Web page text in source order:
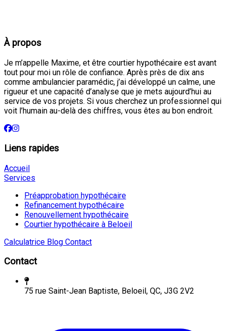
À propos
Je m’appelle Maxime, et être courtier hypothécaire est avant
tout pour moi un rôle de confiance. Après près de dix ans
comme ambulancier paramédic, j’ai développé un calme, une
rigueur et une capacité d’analyse que je mets aujourd’hui au
service de vos projets. Si vous cherchez un professionnel qui
voit l’humain au-delà des chiffres, vous êtes au bon endroit.
Liens rapides
Accueil
Services
Préapprobation hypothécaire
Refinancement hypothécaire
Renouvellement hypothécaire
Courtier hypothécaire à Beloeil
Calculatrice Blog Contact
Contact
75 rue Saint-Jean Baptiste, Beloeil, QC, J3G 2V2